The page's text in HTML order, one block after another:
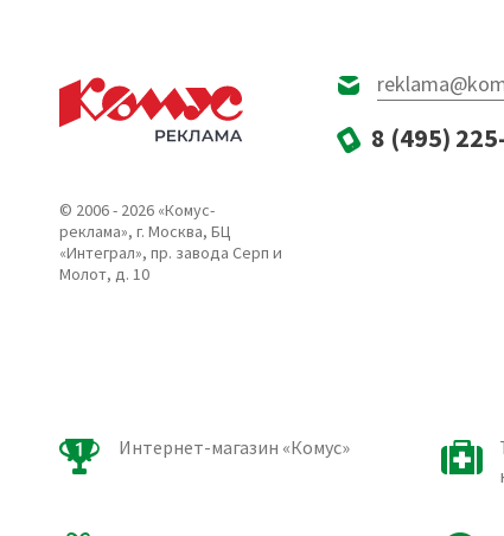
© 2006 - 2026 «Комус-
реклама», г. Москва, БЦ
«Интеграл», пр. завода Серп и
Молот, д. 10
8 (495)
Интернет-магазин «Комус»